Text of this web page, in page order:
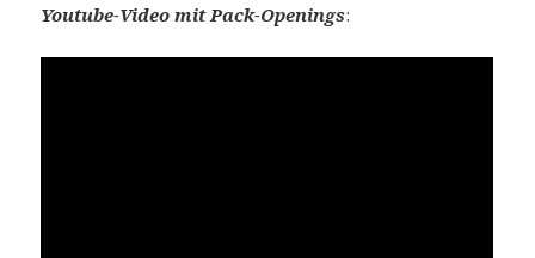
Youtube-Video mit Pack-Openings: